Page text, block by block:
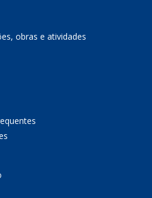
obras e atividades